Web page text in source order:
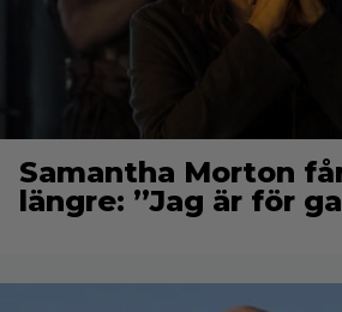
Samantha Morton
längre: ”Jag är för